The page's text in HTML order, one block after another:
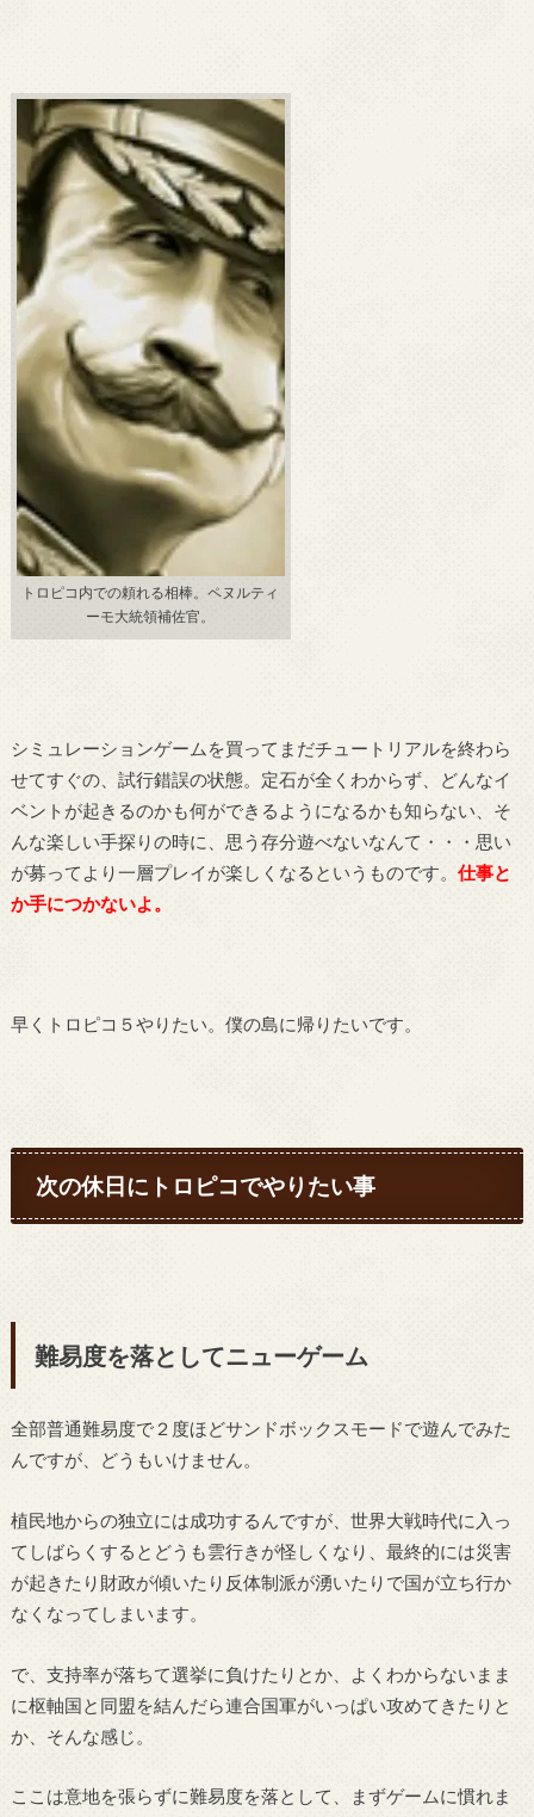
トロピコ内での頼れる相棒。ペヌルティ
ーモ大統領補佐官。
シミュレーションゲームを買ってまだチュートリアルを終わら
せてすぐの、試行錯誤の状態。定石が全くわからず、どんなイ
ベントが起きるのかも何ができるようになるかも知らない、そ
んな楽しい手探りの時に、思う存分遊べないなんて・・・思い
が募ってより一層プレイが楽しくなるというものです。 仕事と
か手につかないよ。
早くトロピコ５やりたい。僕の島に帰りたいです。
次の休日にトロピコでやりたい事
難易度を落としてニューゲーム
全部普通難易度で２度ほどサンドボックスモードで遊んでみた
んですが、どうもいけません。
植民地からの独立には成功するんですが、世界大戦時代に入っ
てしばらくするとどうも雲行きが怪しくなり、最終的には災害
が起きたり財政が傾いたり反体制派が湧いたりで国が立ち行か
なくなってしまいます。
で、支持率が落ちて選挙に負けたりとか、よくわからないまま
に枢軸国と同盟を結んだら連合国軍がいっぱい攻めてきたりと
か、そんな感じ。
ここは意地を張らずに難易度を落として、まずゲームに慣れま